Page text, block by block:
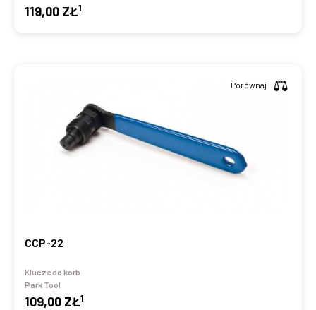
119,00 ZŁ1
CCP-22
Klucze do korb
Park Tool
109,00 ZŁ1
Porównaj